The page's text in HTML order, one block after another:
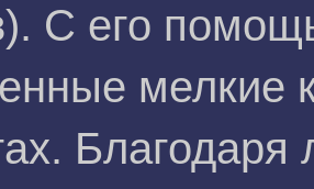
С его
мелкие